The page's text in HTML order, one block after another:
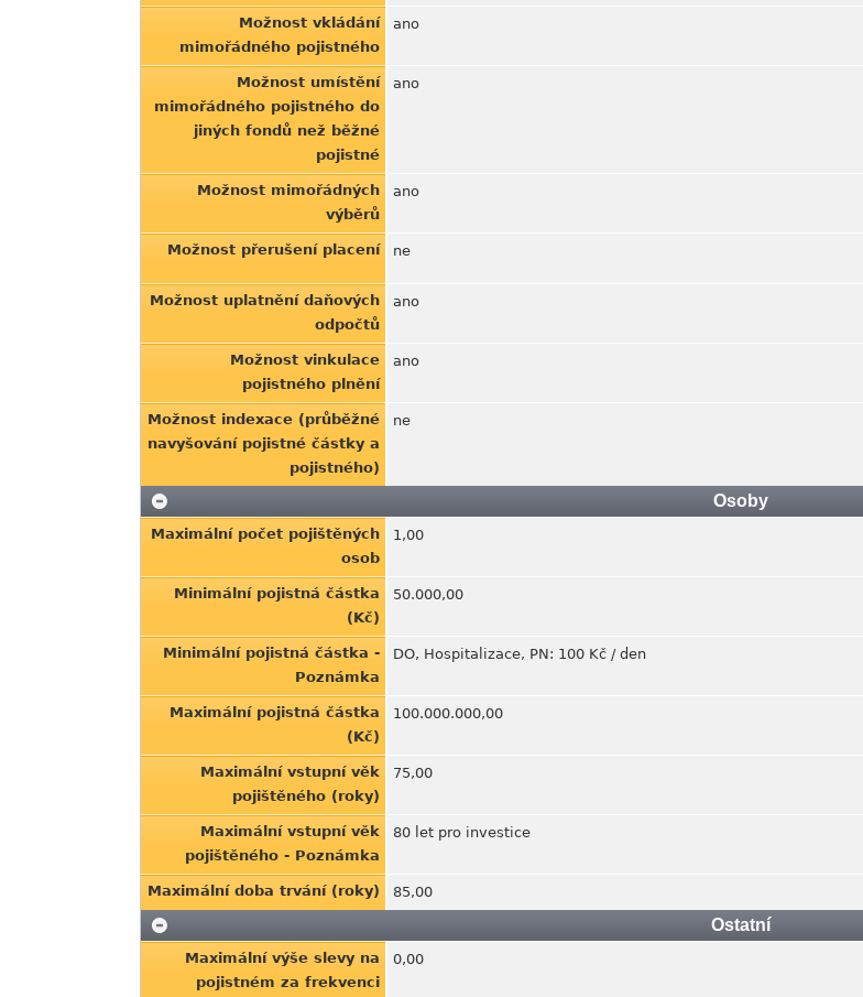
Možnost vkládání
mimořádného pojistného
ano
Možnost umístění
mimořádného pojistného do
jiných fondů než běžné
pojistné
ano
Možnost mimořádných
výběrů
ano
Možnost přerušení placení ne
Možnost uplatnění daňových
odpočtů
ano
Možnost vinkulace
pojistného plnění
ano
Možnost indexace (průběžné
navyšování pojistné částky a
pojistného)
ne
Osoby
Maximální počet pojištěných
osob
1,00
Minimální pojistná částka
(Kč)
50.000,00
Minimální pojistná částka -
Poznámka
DO, Hospitalizace, PN: 100 Kč / den
Maximální pojistná částka
(Kč)
100.000.000,00
Maximální vstupní věk
pojištěného (roky)
75,00
Maximální vstupní věk
pojištěného - Poznámka
80 let pro investice
Maximální doba trvání (roky) 85,00
Ostatní
Maximální výše slevy na
pojistném za frekvenci
0,00